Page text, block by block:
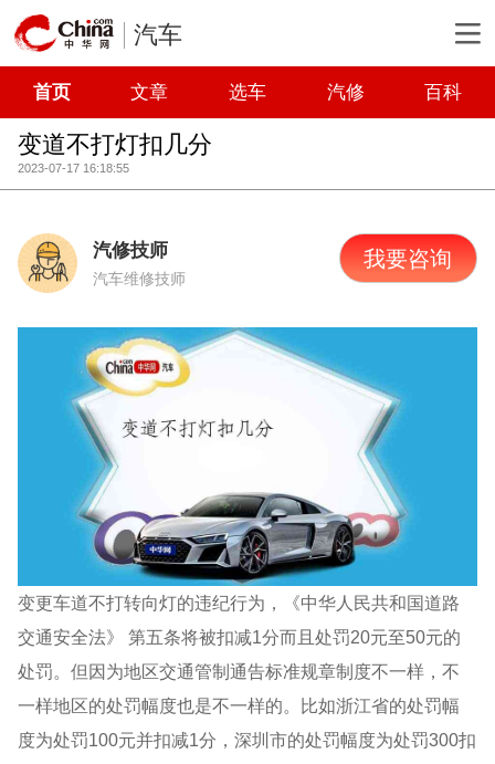
汽车
首页 文章 选车 汽修 百科
变道不打灯扣几分
2023-07-17 16:18:55
汽修技师
汽车维修技师
我要咨询
变更车道不打转向灯的违纪行为，《中华人民共和国道路
交通安全法》 第五条将被扣减1分而且处罚20元至50元的
处罚。但因为地区交通管制通告标准规章制度不一样，不
一样地区的处罚幅度也是不一样的。比如浙江省的处罚幅
度为处罚100元并扣减1分，深圳市的处罚幅度为处罚300扣